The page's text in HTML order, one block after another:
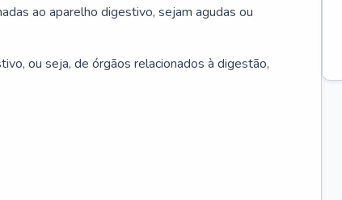
ao aparelho digestivo, sejam agudas ou
ou seja, de órgãos relacionados à digestão,